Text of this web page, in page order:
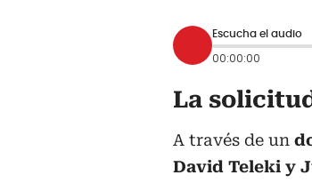
Escucha el audio
00:00:00
La
A través de un
David Teleki y